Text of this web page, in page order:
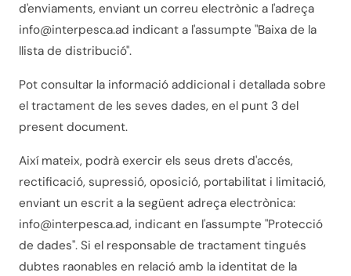
d'enviaments, enviant un correu electrònic a l'adreça
info@interpesca.ad indicant a l'assumpte "Baixa de la
llista de distribució".
Pot consultar la informació addicional i detallada sobre
el tractament de les seves dades, en el punt 3 del
present document.
Així mateix, podrà exercir els seus drets d'accés,
rectificació, supressió, oposició, portabilitat i limitació,
enviant un escrit a la següent adreça electrònica:
info@interpesca.ad, indicant en l'assumpte "Protecció
de dades". Si el responsable de tractament tingués
dubtes raonables en relació amb la identitat de la